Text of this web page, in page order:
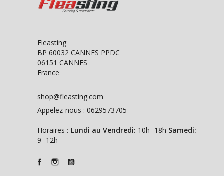
Fleasting
BP 60032 CANNES PPDC
06151 CANNES
France
shop@fleasting.com
Appelez-nous : 0629573705
Horaires : Lundi au Vendredi: 10h -18h Samedi:
9 -12h